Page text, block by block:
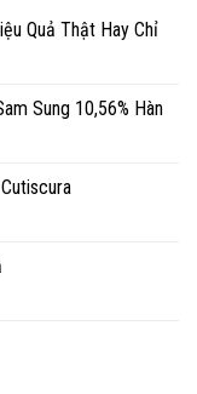
Quả Thật Hay Chỉ
Sung 10,56% Hàn